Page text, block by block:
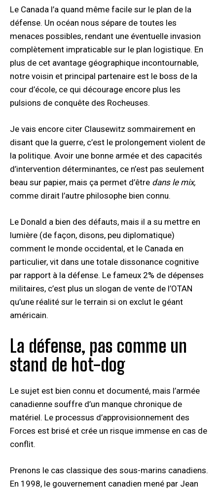
Le Canada l’a quand même facile sur le plan de la
défense. Un océan nous sépare de toutes les
menaces possibles, rendant une éventuelle invasion
complètement impraticable sur le plan logistique. En
plus de cet avantage géographique incontournable,
notre voisin et principal partenaire est le boss de la
cour d’école, ce qui décourage encore plus les
pulsions de conquête des Rocheuses.
Je vais encore citer Clausewitz sommairement en
disant que la guerre, c’est le prolongement violent de
la politique. Avoir une bonne armée et des capacités
d’intervention déterminantes, ce n’est pas seulement
beau sur papier, mais ça permet d’être dans le mix,
comme dirait l’autre philosophe bien connu.
Le Donald a bien des défauts, mais il a su mettre en
lumière (de façon, disons, peu diplomatique)
comment le monde occidental, et le Canada en
particulier, vit dans une totale dissonance cognitive
par rapport à la défense. Le fameux 2% de dépenses
militaires, c’est plus un slogan de vente de l’OTAN
qu’une réalité sur le terrain si on exclut le géant
américain.
La défense, pas comme un
stand de hot-dog
Le sujet est bien connu et documenté, mais l’armée
canadienne souffre d’un manque chronique de
matériel. Le processus d’approvisionnement des
Forces est brisé et crée un risque immense en cas de
conflit.
Prenons le cas classique des sous-marins canadiens.
En 1998, le gouvernement canadien mené par Jean